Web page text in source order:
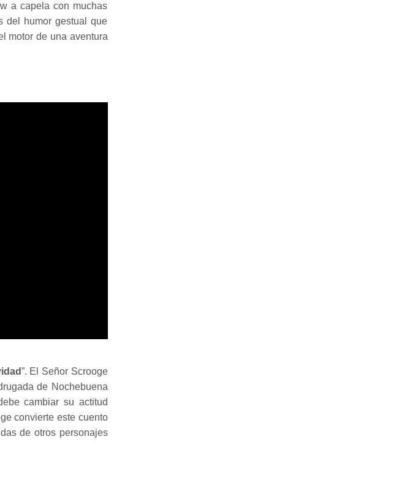
a capela con muchas
del humor gestual que
motor de una aventura
”. El Señor Scrooge
de Nochebuena
cambiar su actitud
convierte este cuento
de otros personajes